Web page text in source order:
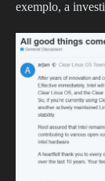
exemplo, a